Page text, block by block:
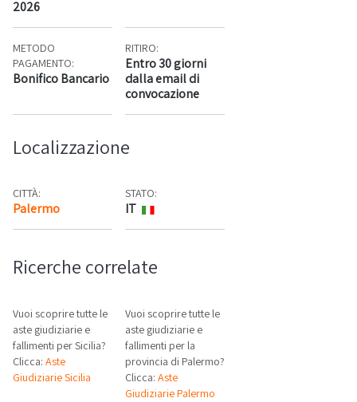
2026
METODO
PAGAMENTO:
Bonifico Bancario
RITIRO:
Entro 30 giorni
dalla email di
convocazione
Localizzazione
CITTÀ:
Palermo Mappa
STATO:
IT
Ricerche correlate
Vuoi scoprire tutte le
aste giudiziarie e
fallimenti per Sicilia?
Clicca: Aste
Giudiziarie Sicilia
Vuoi scoprire tutte le
aste giudiziarie e
fallimenti per la
provincia di Palermo?
Clicca:Aste
Giudiziarie Palermo